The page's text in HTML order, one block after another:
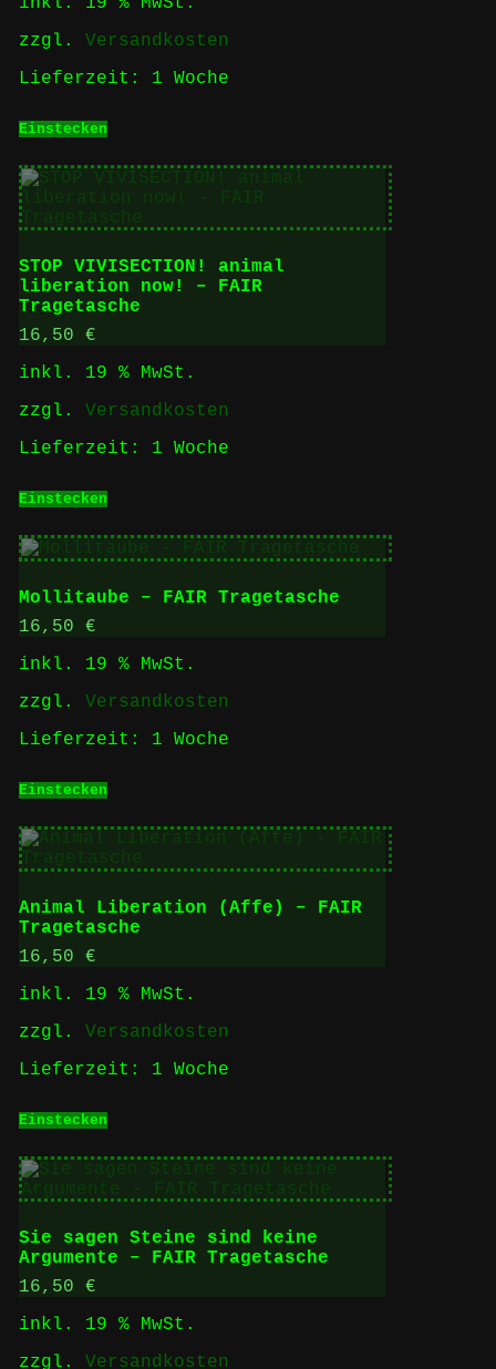
zzgl. Versandkosten
Lieferzeit: 1 Woche
Einstecken
STOP VIVISECTION! animal
liberation now! – FAIR
Tragetasche
16,50 €
inkl. 19 % MwSt.
zzgl. Versandkosten
Lieferzeit: 1 Woche
Einstecken
Mollitaube – FAIR Tragetasche
16,50 €
inkl. 19 % MwSt.
zzgl. Versandkosten
Lieferzeit: 1 Woche
Einstecken
Animal Liberation (Affe) – FAIR
Tragetasche
16,50 €
inkl. 19 % MwSt.
zzgl. Versandkosten
Lieferzeit: 1 Woche
Einstecken
Sie sagen Steine sind keine
Argumente – FAIR Tragetasche
16,50 €
inkl. 19 % MwSt.
zzgl. Versandkosten